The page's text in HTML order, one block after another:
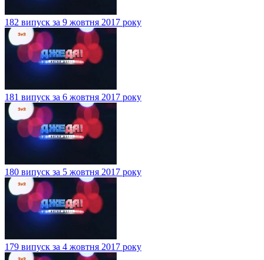
182 випуск за 9 жовтня 2017 року
181 випуск за 6 жовтня 2017 року
180 випуск за 5 жовтня 2017 року
179 випуск за 4 жовтня 2017 року